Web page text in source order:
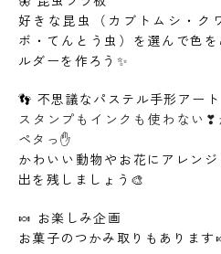
好きな昆虫（カブトムシ・ク
ボ・てんとう虫）を選んで色
ルダーを作ろう✨
👣 不思議なパステル手形アート
スタンプもインクも使わない
ペタっ✋
かわいい動物やお花にアレン
出を残しましょう🎨
🍬 お楽しみ企画
お菓子のつかみ取りもあります